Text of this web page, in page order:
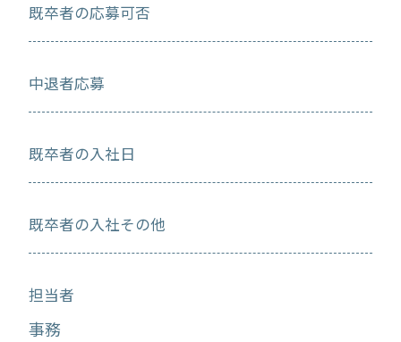
既卒者の応募可否
中退者応募
既卒者の入社日
既卒者の入社その他
担当者
事務